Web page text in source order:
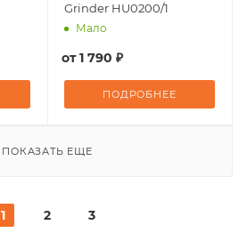
Grinder HU0200/1
Мало
от1 790 ₽
ПОДРОБНЕЕ
ПОКАЗАТЬ ЕЩЕ
1 2 3